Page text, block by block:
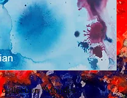
"Mondes